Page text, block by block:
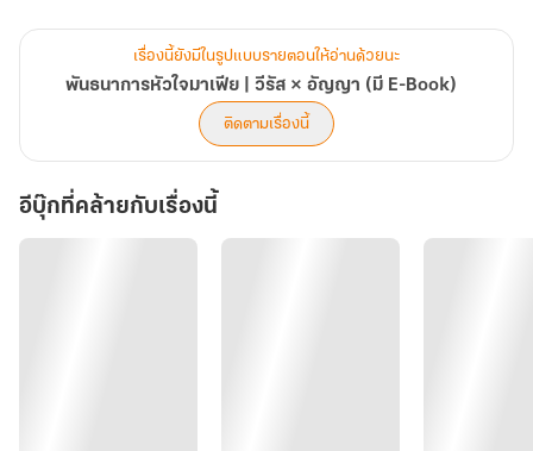
Book)
เรื่องนี้ยังมีในรูปแบบรายตอนให้อ่านด้วยนะ
พันธนาการหัวใจมาเฟีย | วีรัส × อัญญา (มี E-Book)
ติดตามเรื่องนี้
อีบุ๊กที่คล้ายกับเรื่องนี้